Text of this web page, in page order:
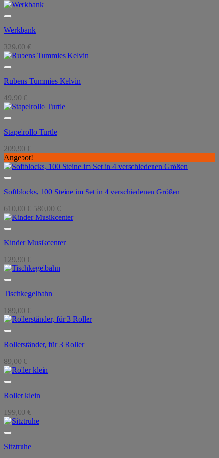
Werkbank
329,00 €
Rubens Tummies Kelvin
49,90 €
Stapelrollo Turtle
209,90 €
Angebot!
Softblocks, 100 Steine im Set in 4 verschiedenen Größen
610,00€ Ursprünglicher
Preis
580,00 €Aktueller
Preis
Kinder Musikcenter
129,90 €
Tischkegelbahn
189,00 €
Rollerständer, für 3 Roller
89,00 €
Roller klein
199,00 €
Sitztruhe